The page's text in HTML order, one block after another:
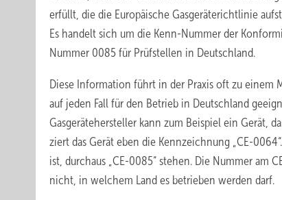
erfüllt, die die Europäische Gasgeräterichtlinie
Es handelt sich um die Kenn-Nummer der
Nummer 0085 für Prüfstellen in Deutschland.
Diese Information führt in der Praxis oft zu einem
auf jeden Fall für den Betrieb in Deutschland
Gasgerätehersteller kann zum Beispiel ein Gerät,
ziert das Gerät eben die Kennzeichnung „CE-
ist, durchaus „CE-0085“ stehen. Die Nummer am
nicht, in welchem Land es betrieben werden darf.